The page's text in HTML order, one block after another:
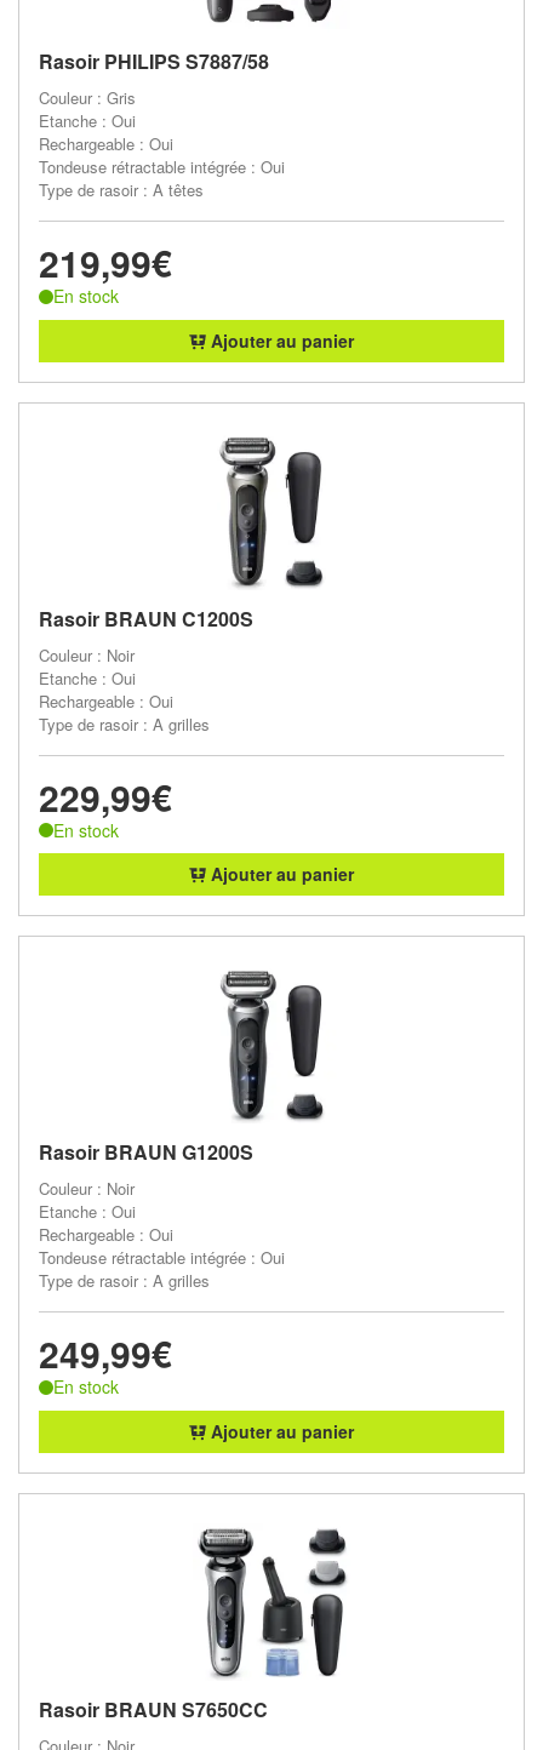
Rasoir PHILIPS S7887/58
Couleur : Gris
Etanche : Oui
Rechargeable : Oui
Tondeuse rétractable intégrée : Oui
Type de rasoir : A têtes
219,99€
En stock
Ajouter au panier
Rasoir BRAUN C1200S
Couleur : Noir
Etanche : Oui
Rechargeable : Oui
Type de rasoir : A grilles
229,99€
En stock
Ajouter au panier
Rasoir BRAUN G1200S
Couleur : Noir
Etanche : Oui
Rechargeable : Oui
Tondeuse rétractable intégrée : Oui
Type de rasoir : A grilles
249,99€
En stock
Ajouter au panier
Rasoir BRAUN S7650CC
Couleur : Noir